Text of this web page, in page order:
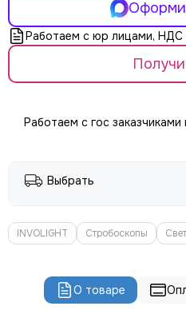
LevelUp цепные тали
MA Lighting
MAdrix
Martin
Neutron
OSRAM
Robert Juliat
PROLYTE
Работаем с юр лицами, НДС
Работаем с гос
Выбрать
INVOLIGHT Стробоскопы
О товаре